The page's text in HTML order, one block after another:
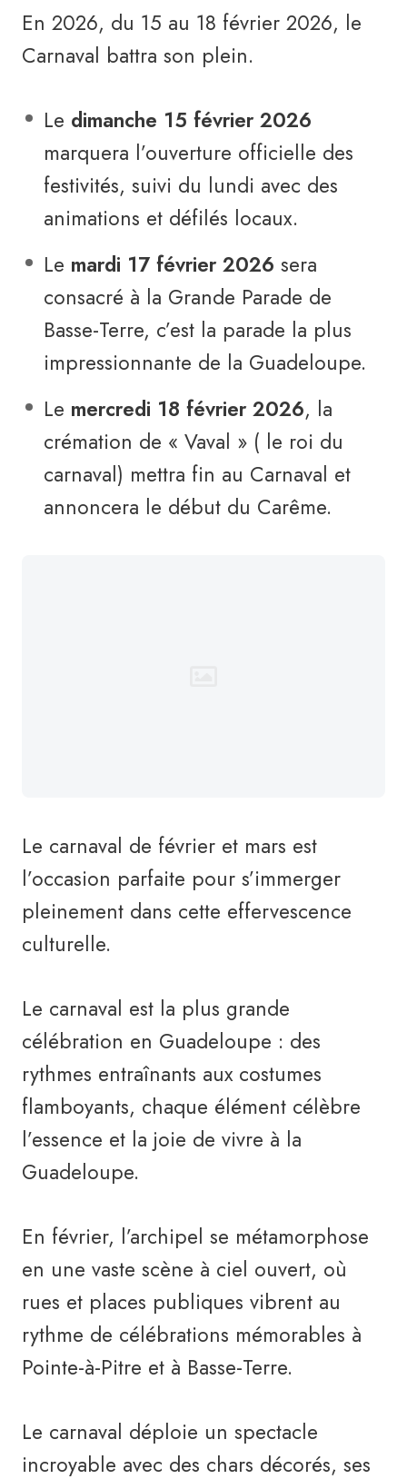
En 2026, du 15 au 18 février 2026, le
Carnaval battra son plein.
Le dimanche 15 février 2026
marquera l’ouverture officielle des
festivités, suivi du lundi avec des
animations et défilés locaux.
Le mardi 17 février 2026 sera
consacré à la Grande Parade de
Basse-Terre, c’est la parade la plus
impressionnante de la Guadeloupe.
Le mercredi 18 février 2026, la
crémation de « Vaval » ( le roi du
carnaval) mettra fin au Carnaval et
annoncera le début du Carême.
Le carnaval de février et mars est
l’occasion parfaite pour s’immerger
pleinement dans cette effervescence
culturelle.
Le carnaval est la plus grande
célébration en Guadeloupe : des
rythmes entraînants aux costumes
flamboyants, chaque élément célèbre
l’essence et la joie de vivre à la
Guadeloupe.
En février, l’archipel se métamorphose
en une vaste scène à ciel ouvert, où
rues et places publiques vibrent au
rythme de célébrations mémorables à
Pointe-à-Pitre et à Basse-Terre.
Le carnaval déploie un spectacle
incroyable avec des chars décorés, ses